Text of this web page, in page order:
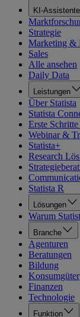
KI-
Strategie
Marketing &
Sales
Alle ansehen
Daily Data
Leistungen
Über Statista
Statista
Erste
Webinar &
Statista+
Research
Statista R
Lösungen
Warum
Branche
Agenturen
Beratungen
Bildung
Konsumgüter
Finanzen
Technologie
Funktion